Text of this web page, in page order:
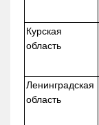
Курская
область
Ленинградская
область